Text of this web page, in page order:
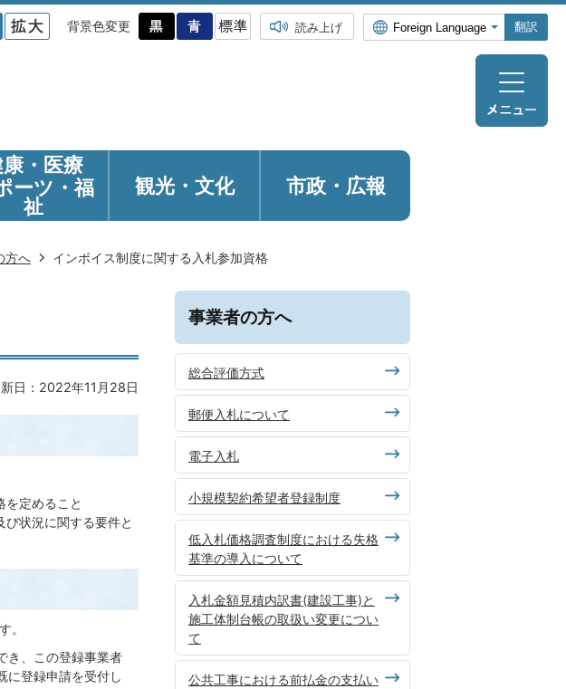
背景色変更 読み上げ 翻訳
・医療
ーツ・福
祉
観光・ 文化 市政・広報
方へ インボイス制度に関する入札参加資格
日：2022年11月28日
定めること
状況に関する要件と
。
き、この登録事業者
に登録申請を受付し
事業者の方へ
総合評価方式
郵便入札について
電子入札
小規模契約希望者登録制度
低入札価格調査制度における失格
基準の導入について
入札金額見積内訳書(建設工事)と
施工体制台帳の取扱い変更につい
て
公共工事における前払金の支払い